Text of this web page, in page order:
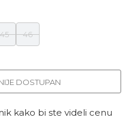
45 46
DOSTUPAN
kako bi ste videli cenu